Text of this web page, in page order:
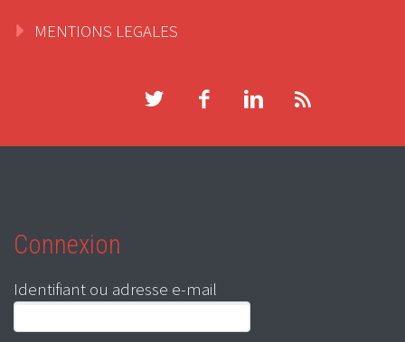
MENTIONS LEGALES
Connexion
Identifiant ou adresse e-mail